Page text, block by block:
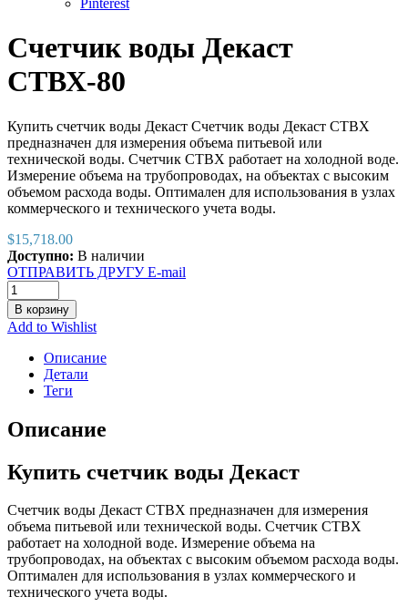
Счетчик воды Декаст
СТВХ-80
Купить счетчик воды Декаст Счетчик воды Декаст СТВХ
предназначен для измерения объема питьевой или
технической воды. Счетчик СТВХ работает на холодной воде.
Измерение объема на трубопроводах, на объектах с высоким
объемом расхода воды. Оптимален для использования в узлах
коммерческого и технического учета воды.
$15,718.00
Доступно: В наличии
ОТПРАВИТЬ ДРУГУ E-mail
В корзину
Add to Wishlist
Описание
Детали
Теги
Описание
Купить счетчик воды Декаст
Счетчик воды Декаст СТВХ предназначен для измерения
объема питьевой или технической воды. Счетчик СТВХ
работает на холодной воде. Измерение объема на
трубопроводах, на объектах с высоким объемом расхода воды.
Оптимален для использования в узлах коммерческого и
технического учета воды.